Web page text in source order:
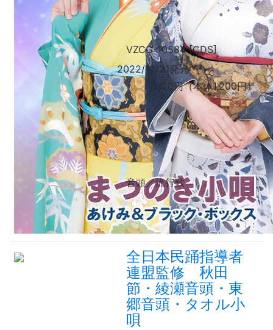
VZCG-10584 [CDS]
2022/12/21発売
1,320円（本体1,200円）
音頭／流行歌
全日本民踊指導者
連盟監修 秋田
節・綾瀬音頭・東
郷音頭・タオル小
唄